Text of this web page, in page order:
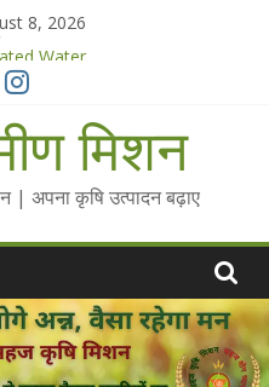
8, 2026
- 2025-26
Water
for Sahaj Krishi Promotions
मिशन
| अपना कृषि उत्पादन बढ़ाए